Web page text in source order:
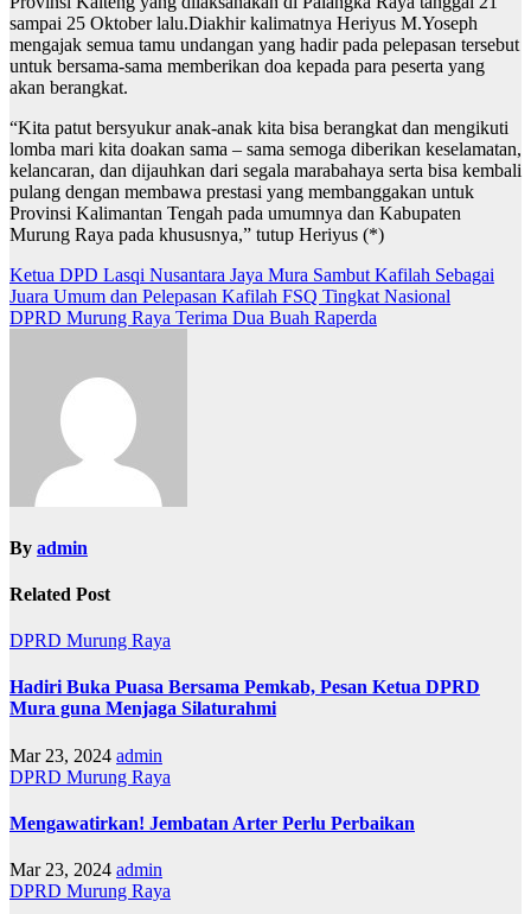
sampai 25 Oktober lalu.Diakhir kalimatnya Heriyus M.Yoseph
mengajak semua tamu undangan yang hadir pada pelepasan tersebut
untuk bersama-sama memberikan doa kepada para peserta yang
akan berangkat.
“Kita patut bersyukur anak-anak kita bisa berangkat dan mengikuti
lomba mari kita doakan sama – sama semoga diberikan keselamatan,
kelancaran, dan dijauhkan dari segala marabahaya serta bisa kembali
pulang dengan membawa prestasi yang membanggakan untuk
Provinsi Kalimantan Tengah pada umumnya dan Kabupaten
Murung Raya pada khususnya,” tutup Heriyus (*)
Navigasi
pos
Ketua DPD Lasqi Nusantara Jaya Mura Sambut Kafilah Sebagai
Juara Umum dan Pelepasan Kafilah FSQ Tingkat Nasional
DPRD Murung Raya Terima Dua Buah Raperda
By admin
Related Post
DPRD Murung Raya
Hadiri Buka Puasa Bersama Pemkab, Pesan Ketua DPRD
Mura guna Menjaga Silaturahmi
Mar 23, 2024 admin
DPRD Murung Raya
Mengawatirkan! Jembatan Arter Perlu Perbaikan
Mar 23, 2024 admin
DPRD Murung Raya